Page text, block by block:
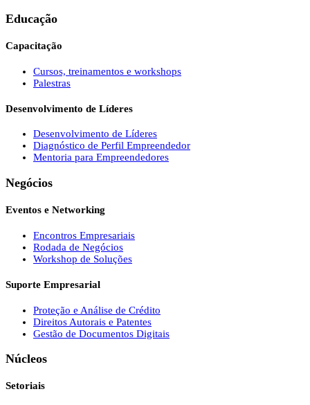
Educação
Capacitação
Cursos, treinamentos e workshops
Palestras
Desenvolvimento de Líderes
Desenvolvimento de Líderes
Diagnóstico de Perfil Empreendedor
Mentoria para Empreendedores
Negócios
Eventos e Networking
Encontros Empresariais
Rodada de Negócios
Workshop de Soluções
Suporte Empresarial
Proteção e Análise de Crédito
Direitos Autorais e Patentes
Gestão de Documentos Digitais
Núcleos
Setoriais